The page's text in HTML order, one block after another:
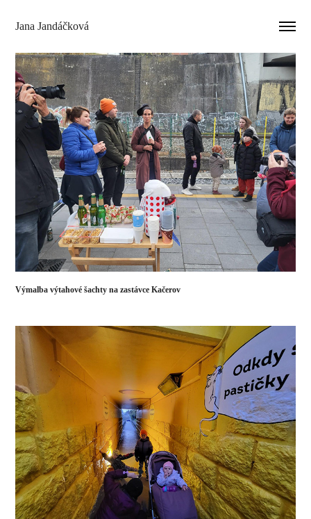
Jana Jandáčková
Výmalba výtahové šachty na zastávce Kačerov